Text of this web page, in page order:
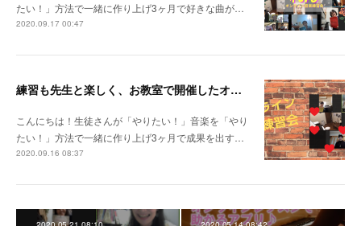
たい！」方法で一緒に作り上げ3ヶ月で好きな曲が…
2020.09.17 00:47
練習も先生と楽しく、お教室で開催したオンライン音楽練習会
こんにちは！生徒さんが「やりたい！」音楽を「やり
たい！」方法で一緒に作り上げ3ヶ月で成果を出す…
2020.09.16 08:37